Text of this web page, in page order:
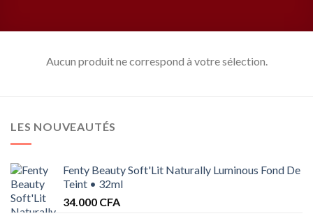
Aucun produit ne correspond à votre sélection.
LES NOUVEAUTÉS
Fenty Beauty Soft'Lit Naturally Luminous Fond De
Teint • 32ml
34.000 CFA